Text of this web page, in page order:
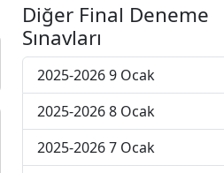
Diğer Final Deneme
Sınavları
2025-2026 9 Ocak
2025-2026 8 Ocak
2025-2026 7 Ocak